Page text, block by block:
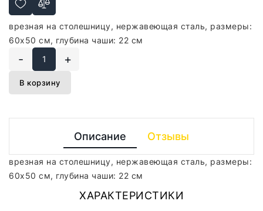
врезная на столешницу, нержавеющая сталь, размеры:
60x50 см, глубина чаши: 22 см
- +
В корзину
Описание Отзывы
врезная на столешницу, нержавеющая сталь, размеры:
60x50 см, глубина чаши: 22 см
ХАРАКТЕРИСТИКИ